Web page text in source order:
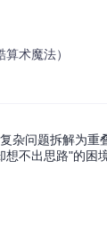
术魔法）
问题拆解为
不出思路"的困